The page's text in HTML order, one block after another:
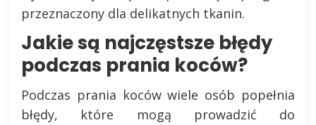
przeznaczony dla delikatnych tkanin.
Jakie są najczęstsze błędy
podczas prania koców?
Podczas prania koców wiele osób popełnia
błędy, które mogą prowadzić do